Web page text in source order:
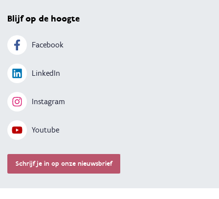
Blijf op de hoogte
Facebook
LinkedIn
Instagram
Youtube
Schrijf je in op onze nieuwsbrief